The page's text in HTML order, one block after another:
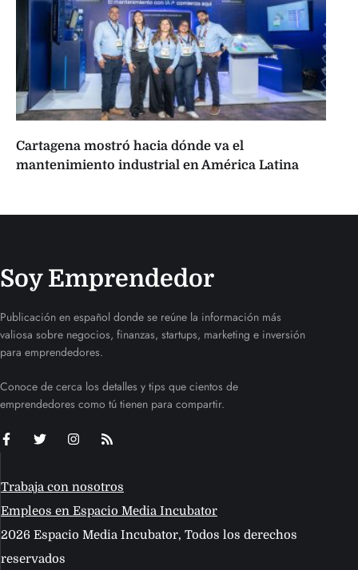
Cartagena mostró hacia dónde va el
mantenimiento industrial en América Latina
Soy Emprendedor
Publicación en español donde se reúne la información más
valiosa sobre negocios, finanzas, startups, marketing e inversión
para emprendedores.
Conoce de cerca los detalles y tips que cientos de
emprendedores como tú tienen para compartir.
Trabaja con nosotros
Empleos en Espacio Media Incubator
2026 Espacio Media Incubator, Todos los derechos
reservados